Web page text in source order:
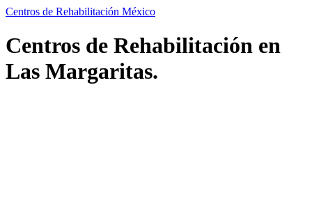
Centros de Rehabilitación México
Centros de Rehabilitación en
Las Margaritas.